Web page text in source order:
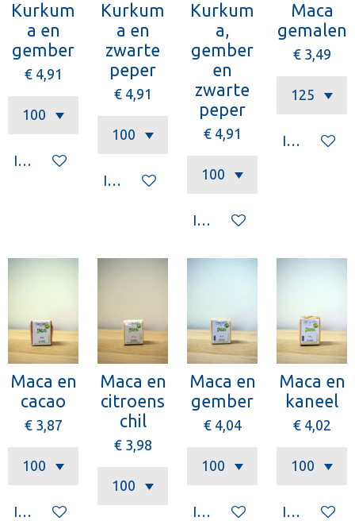
Kurkum
a en
gember
€ 4,91
In winkelwagen
Kurkum
a en
zwarte
peper
€ 4,91
In winkelwagen
Kurkum
a,
gember
en
zwarte
peper
€ 4,91
In winkelwagen
Maca
gemalen
€ 3,49
In
Maca en
cacao
€ 3,87
In winkelwagen
Maca en
citroens
chil
€ 3,98
Maca en
gember
€ 4,04
In winkelwagen
Maca en
kaneel
€ 4,02
In